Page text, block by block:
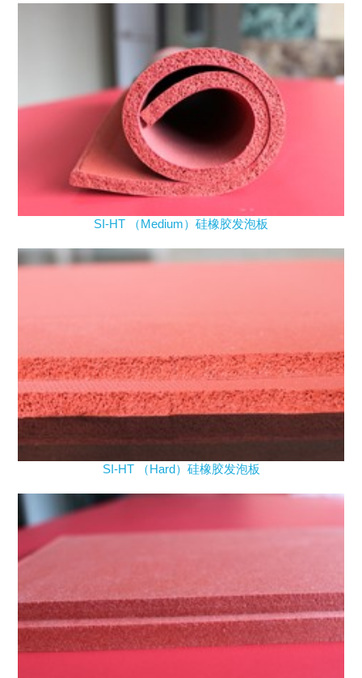
SI-HT （Medium）硅橡胶发泡板
SI-HT （Hard）硅橡胶发泡板